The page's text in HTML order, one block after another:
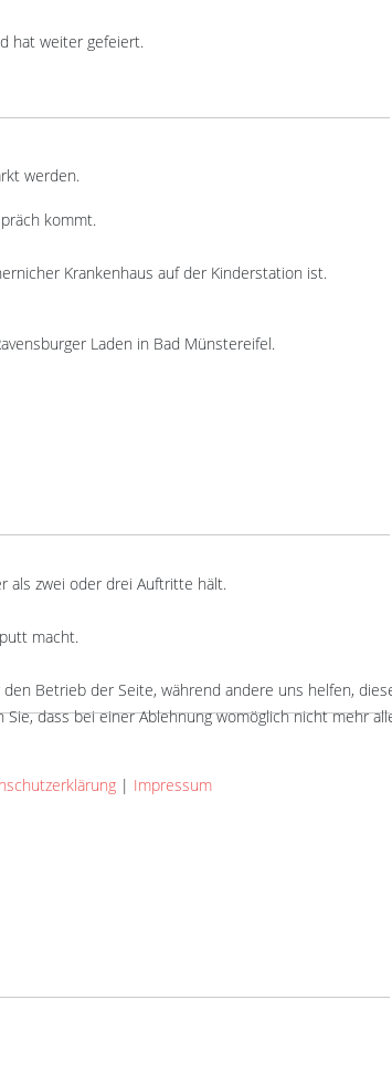
hat weiter gefeiert.
werden.
kommt.
Krankenhaus auf der Kinderstation ist.
Laden in Bad Münstereifel.
als zwei oder drei Auftritte hält.
macht.
Betrieb der Seite, während andere uns helfen,
dass bei einer Ablehnung womöglich nicht mehr
| Impressum